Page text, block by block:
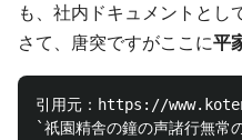
も、社内ドキュメントとし
さて、唐突ですがここに平
引用元：https://
`祇園精舎の鐘の声諸行無常